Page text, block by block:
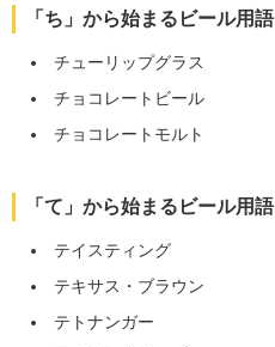
「ち」から始まるビール用語
チューリップグラス
チョコレートビール
チョコレートモルト
「て」から始まるビール用語
テイスティング
テキサス・ブラウン
テトナンガー